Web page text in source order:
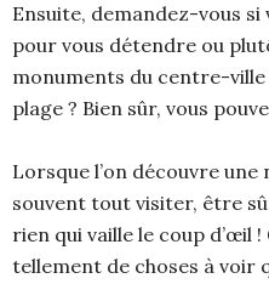
Ensuite, demandez-vous
pour vous détendre ou
monuments du centre-
plage ? Bien sûr, vous
Lorsque l’on découvre
souvent tout visiter, être
rien qui vaille le coup d’œil
tellement de choses à voir